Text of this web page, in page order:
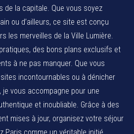
de la capitale. Que vous soyez
ou d’ailleurs, ce site est conçu
les merveilles de la Ville Lumière.
des bons plans exclusifs et
à ne pas manquer. Que vous
incontournables ou à dénicher
vous accompagne pour une
et inoubliable. Grâce à des
mises à jour, organisez votre séjour